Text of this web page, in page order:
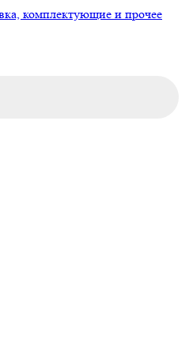
комплектующие и прочее